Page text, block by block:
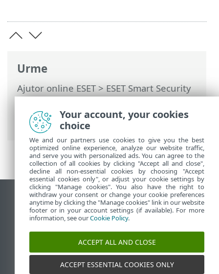
Urme
Ajutor online ESET>ESET Smart Security
Premium>Setări avansate>Protecții>
Protecţie client de e-mail >Protecție
transport e-mail> IP-uri excluse
Vizualizare site pentru desktop
End of Life
Baza de cunoștințe ESET
Forum ESET
ESET Status Portal
Asistenţă regională
Your account, your cookies
choice
We and our partners use cookies to give you the best
optimized online experience, analyze our website traffic,
and serve you with personalized ads. You can agree to the
collection of all cookies by clicking "Accept all and close",
decline all non-essential cookies by choosing "Accept
essential cookies only", or adjust your cookie settings by
clicking "Manage cookies". You also have the right to
withdraw your consent or change your cookie preferences
anytime by clicking the "Manage cookies" link in our website
footer or in your account settings (if available). For more
information, see ourCookie Policy.
ACCEPT ALL AND CLOSE
ACCEPT ESSENTIAL COOKIES ONLY